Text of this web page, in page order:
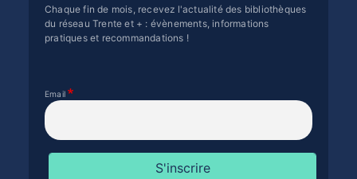
Chaque fin de mois, recevez l'actualité des bibliothèques
du réseau Trente et + : évènements, informations
pratiques et recommandations !
Email